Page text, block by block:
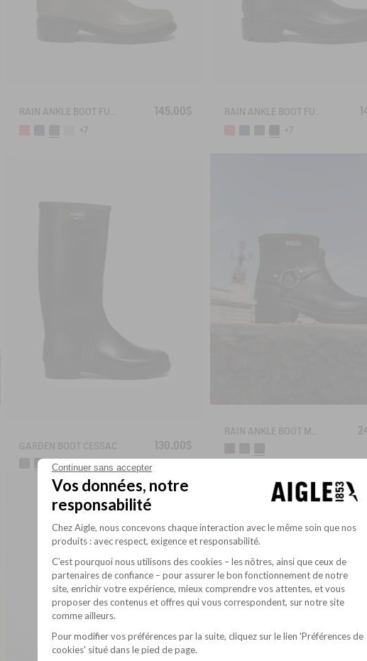
RAIN ANKLE BOOT FULFEEL 145,00$
+7
RAIN ANKLE BOOT FULFEEL
+7
GARDEN BOOT CESSAC 130,00$
Continuer sans accepter
Vos données, notre
responsabilité
Plateforme de Gestion du Consentement :
Chez Aigle, nous concevons chaque interaction avec le même soin que nos
produits : avec respect, exigence et responsabilité.
C’est pourquoi nous utilisons des cookies – les nôtres, ainsi que ceux de
partenaires de confiance – pour assurer le bon fonctionnement de notre
site, enrichir votre expérience, mieux comprendre vos attentes, et vous
proposer des contenus et offres qui vous correspondent, sur notre site
comme ailleurs.
Pour modifier vos préférences par la suite, cliquez sur le lien 'Préférences de
cookies' situé dans le pied de page.
Axeptio consent